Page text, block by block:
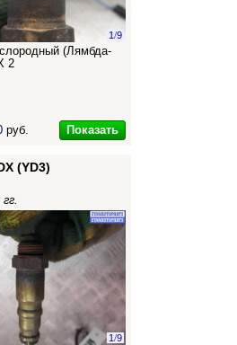
1/9
(Лямбда-
2
руб. Показать
(YD3)
1/9